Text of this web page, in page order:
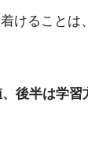
けることは
後半は学